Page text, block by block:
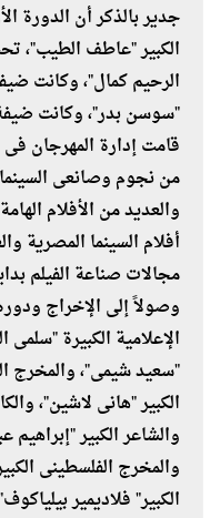
جدير بالذكر أن الدورة
الكبير "عاطف الطيب"،
الرحيم كمال"، وكانت
"سوسن بدر"، وكانت ضيفة
قامت إدارة المهرجان فى
من نجوم وصانعى السينما
والعديد من الأفلام
أفلام السينما المصرية
مجالات صناعة الفيلم
وصولاً إلى الإخراج
الإعلامية الكبيرة "سلمى
"سعيد شيمى"، والمخرج
الكبير "هانى لاشين"،
والشاعر الكبير
والمخرج الفلسطينى
الكبير" فلاديمير